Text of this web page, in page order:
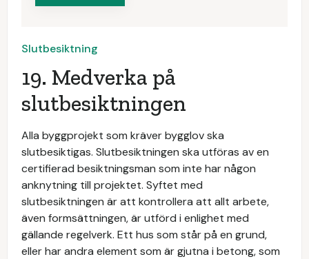
Slutbesiktning
19. Medverka på
slutbesiktningen
Alla byggprojekt som kräver bygglov ska
slutbesiktigas. Slutbesiktningen ska utföras av en
certifierad besiktningsman som inte har någon
anknytning till projektet. Syftet med
slutbesiktningen är att kontrollera att allt arbete,
även formsättningen, är utförd i enlighet med
gällande regelverk. Ett hus som står på en grund,
eller har andra element som är gjutna i betong, som